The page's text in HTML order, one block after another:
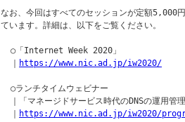
なお、今回はすべてのセッションが定額5,000
ています。詳細は、以下をご覧ください。
  ○「Internet Week 2020」
https://www.nic.ad.jp/iw2020/
  ○ランチタイムウェビナー
｜「マネージドサービス時代のDNSの運用管理
https://www.nic.ad.jp/iw2020/